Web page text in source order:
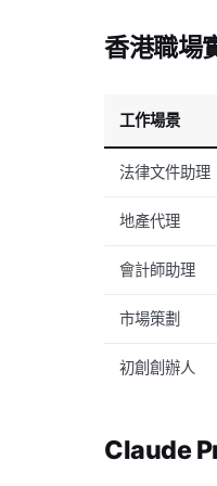
香港職場
工作場景
法律文件助理
地產代理
會計師助理
市場策劃
初創創辦人
Claude